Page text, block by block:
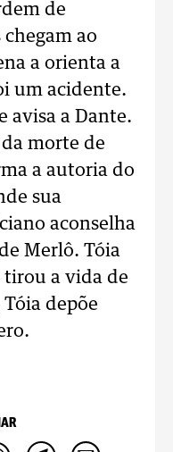
de
chegam ao
a orienta a
um acidente.
avisa a Dante.
morte de
a autoria do
sua
aconselha
Merlô. Tóia
tirou a vida de
depõe